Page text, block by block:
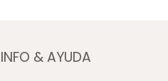
INFO & AYUDA